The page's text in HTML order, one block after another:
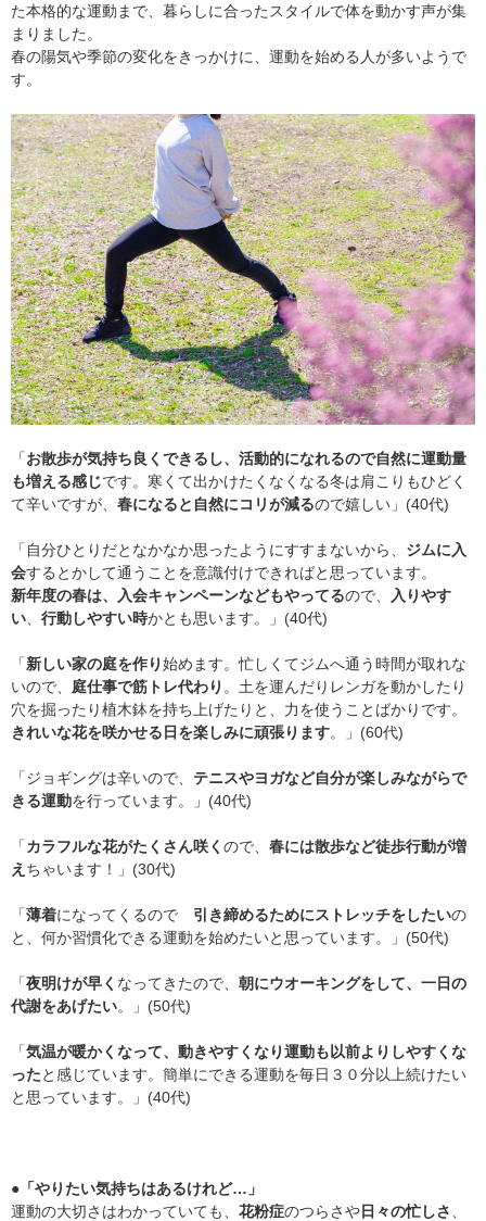
た本格的な運動まで、暮らしに合ったスタイルで体を動かす声が集
まりました。
春の陽気や季節の変化をきっかけに、運動を始める人が多いようで
す。
「お散歩が気持ち良くできるし、活動的になれるので自然に運動量
も増える感じです。寒くて出かけたくなくなる冬は肩こりもひどく
て辛いですが、 春になると自然にコリが減るので嬉しい」(40代)
「自分ひとりだとなかなか思ったようにすすまないから、 ジムに入
会するとかして通うことを意識付けできればと思っています。
新年度の春は、入会キャンペーンなどもやってるので、
入りやす
い
行動しやすい時かとも思います。」(40代)
「新しい家の庭を作り始めます。忙しくてジムへ通う時間が取れな
いので、 庭仕事で筋トレ代わり 。土を運んだりレンガを動かしたり
穴を掘ったり植木鉢を持ち上げたりと、力を使うことばかりです。
きれいな花を咲かせる日を楽しみに頑張ります。」(60代)
「ジョギングは辛いので、 テニスやヨガなど自分が楽しみながらで
きる運動を行っています。」(40代)
「カラフルな花がたくさん咲く ので、 春には散歩など徒歩行動が増
え ちゃいます！」(30代)
「薄着になってくるので 引き締めるためにストレッチをしたいの
と、何か習慣化できる運動を始めたいと思っています。」(50代)
「夜明けが早く なってきたので、 朝にウオーキングをして、一日の
代謝をあげたい。」(50代)
「気温が暖かくなって、動きやすくなり運動も以前よりしやすくな
ったと感じています。簡単にできる運動を毎日３０分以上続けたい
と思っています。」(40代)
●「やりたい気持ちはあるけれど…」
運動の大切さはわかっていても、 花粉症のつらさや日々の忙しさ